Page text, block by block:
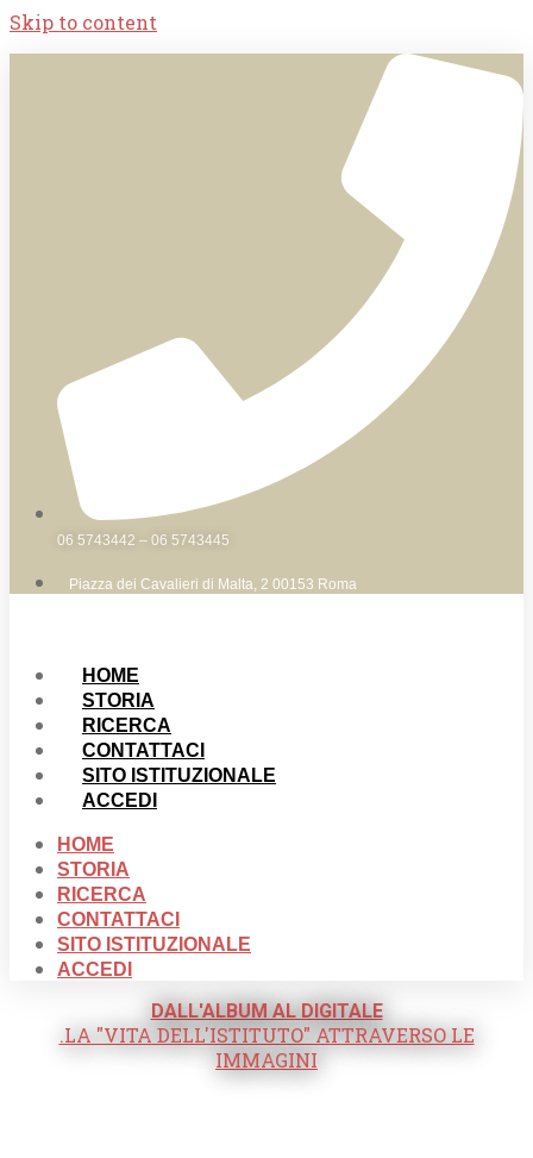
Skip to content
06 5743442 – 06 5743445
Piazza dei Cavalieri di Malta, 2 00153 Roma
HOME
STORIA
RICERCA
CONTATTACI
SITO ISTITUZIONALE
ACCEDI
HOME
STORIA
RICERCA
CONTATTACI
SITO ISTITUZIONALE
ACCEDI
DALL'ALBUM AL DIGITALE
.LA "VITA DELL'ISTITUTO" ATTRAVERSO LE
IMMAGINI